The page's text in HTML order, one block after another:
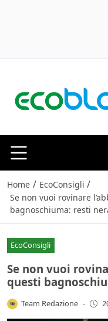
Home / EcoConsigli /
Se non vuoi rovinare
bagnoschiuma: resti
EcoConsigli
Se non vuoi
questi
Team Redazione -